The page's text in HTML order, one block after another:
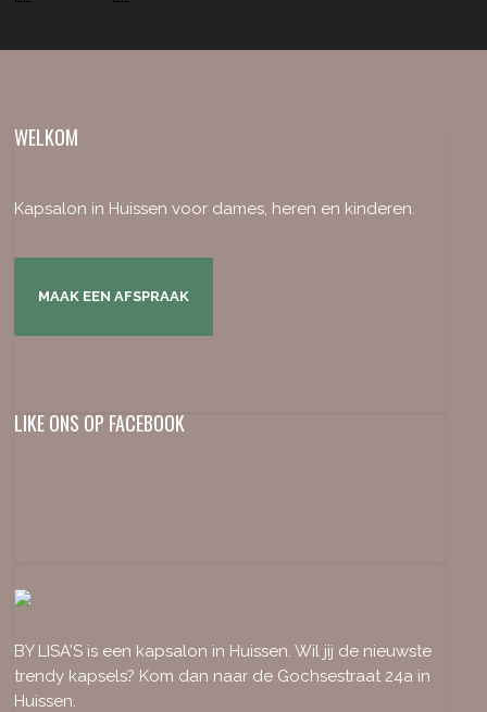
WELKOM
Kapsalon in Huissen voor dames, heren en kinderen.
MAAK EEN AFSPRAAK
LIKE ONS OP FACEBOOK
BY LISA'S is een kapsalon in Huissen. Wil jij de nieuwste
trendy kapsels? Kom dan naar de Gochsestraat 24a in
Huissen.